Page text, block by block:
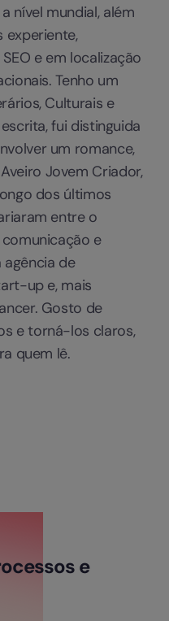
nível mundial, além
experiente,
e em localização
Tenho um
Culturais e
fui distinguida
um romance,
Jovem Criador,
dos últimos
entre o
e
de
up e, mais
Gosto de
e torná-los claros,
quem lê.
e